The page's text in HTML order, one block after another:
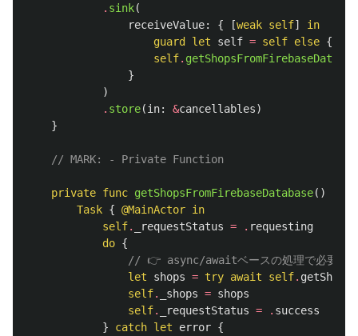
. sink(
receiveValue: { [weak self]
in
guard
let self = self else {
self.
}
)
. store(in: &cancellables)
}
// MARK: - Private Function
private func getShopsFromFirebaseDatabase()
Task { @MainActor in
self. _requestStatus = . requesting
do {
// 👉 async/awaitベースの処理で必要な値
let
shops = try await self.
self. _shops = shops
self. _requestStatus = . success
}
catch let error {